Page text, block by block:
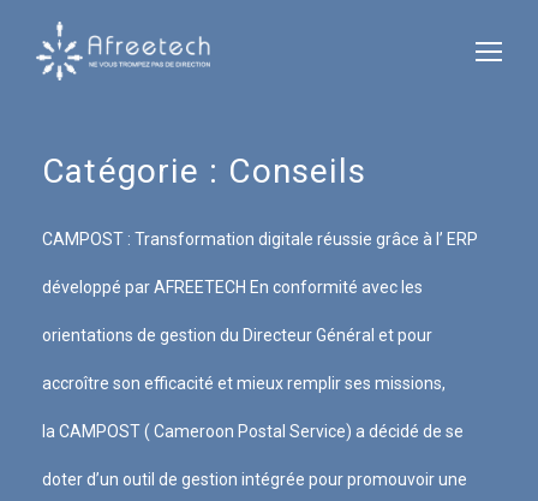
Catégorie : Conseils
CAMPOST : Transformation digitale réussie grâce à l’ ERP
développé par AFREETECH En conformité avec les
orientations de gestion du Directeur Général et pour
accroître son efficacité et mieux remplir ses missions,
la CAMPOST ( Cameroon Postal Service) a décidé de se
doter d’un outil de gestion intégrée pour promouvoir une